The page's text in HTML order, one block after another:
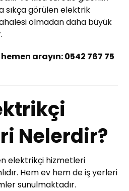
sıkça görülen elektrik
olmadan daha büyük
arayın: 0542 767 75
Nelerdir?
elektrikçi hizmetleri
Hem ev hem de iş yerleri
sunulmaktadır.